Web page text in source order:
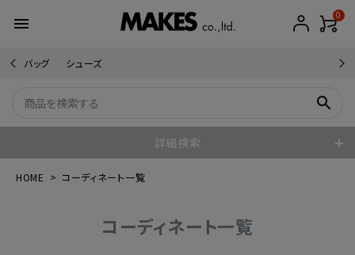
menu 0
バッグ シューズ
search
詳細検索
HOME コーディネート一覧
コーディネート一覧